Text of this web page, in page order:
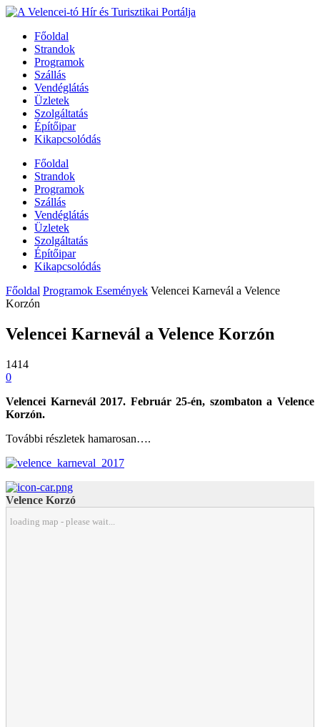
Főoldal
Strandok
Programok
Szállás
Vendéglátás
Üzletek
Szolgáltatás
Építőipar
Kikapcsolódás
Főoldal
Strandok
Programok
Szállás
Vendéglátás
Üzletek
Szolgáltatás
Építőipar
Kikapcsolódás
Főoldal Programok Események Velencei Karnevál a Velence
Korzón
Velencei Karnevál a Velence Korzón
1414
0
Velencei Karnevál 2017. Február 25-én, szombaton a Velence
Korzón.
További részletek hamarosan….
Velence Korzó
loading map - please wait...